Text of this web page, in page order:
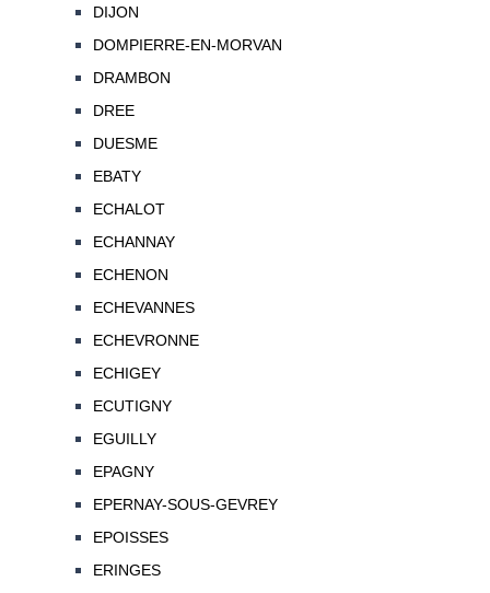
DIJON
DOMPIERRE-EN-MORVAN
DRAMBON
DREE
DUESME
EBATY
ECHALOT
ECHANNAY
ECHENON
ECHEVANNES
ECHEVRONNE
ECHIGEY
ECUTIGNY
EGUILLY
EPAGNY
EPERNAY-SOUS-GEVREY
EPOISSES
ERINGES